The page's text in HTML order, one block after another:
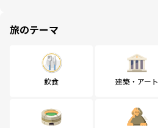
旅のテーマ
飲食 建築・アート